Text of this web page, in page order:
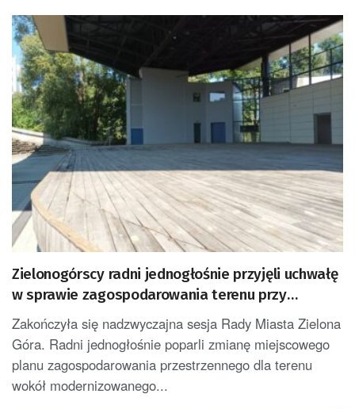
Zielonogórscy radni jednogłośnie przyjęli uchwałę
w sprawie zagospodarowania terenu przy
amfiteatrze
Zakończyła się nadzwyczajna sesja Rady Miasta Zielona
Góra. Radni jednogłośnie poparli zmianę miejscowego
planu zagospodarowania przestrzennego dla terenu
wokół modernizowanego...